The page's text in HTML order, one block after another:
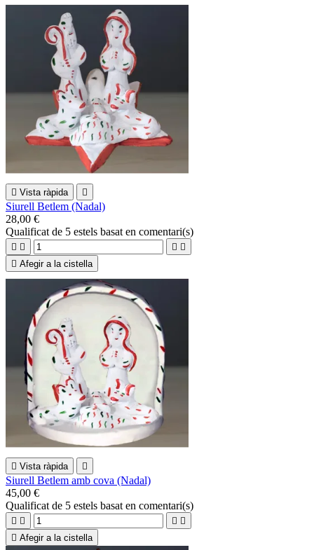
 Vista ràpida 
Siurell Betlem (Nadal)
28,00 €
Qualificat de 5 estels basat en comentari(s)
   
 Afegir a la cistella
 Vista ràpida 
Siurell Betlem amb cova (Nadal)
45,00 €
Qualificat de 5 estels basat en comentari(s)
   
 Afegir a la cistella